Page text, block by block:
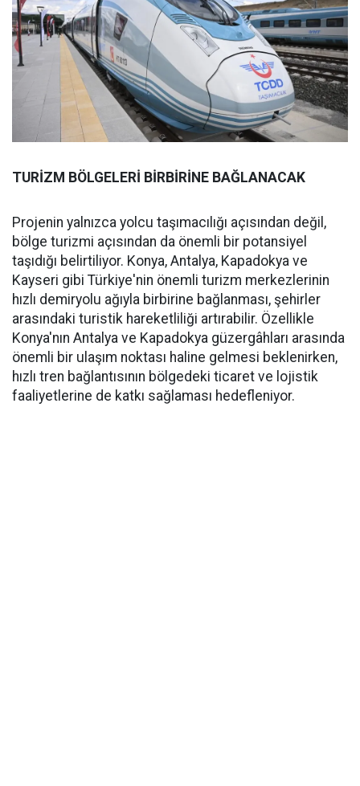
TURİZM BÖLGELERİ BİRBİRİNE BAĞLANACAK
Projenin yalnızca yolcu taşımacılığı açısından değil,
bölge turizmi açısından da önemli bir potansiyel
taşıdığı belirtiliyor. Konya, Antalya, Kapadokya ve
Kayseri gibi Türkiye'nin önemli turizm merkezlerinin
hızlı demiryolu ağıyla birbirine bağlanması, şehirler
arasındaki turistik hareketliliği artırabilir. Özellikle
Konya'nın Antalya ve Kapadokya güzergâhları arasında
önemli bir ulaşım noktası haline gelmesi beklenirken,
hızlı tren bağlantısının bölgedeki ticaret ve lojistik
faaliyetlerine de katkı sağlaması hedefleniyor.